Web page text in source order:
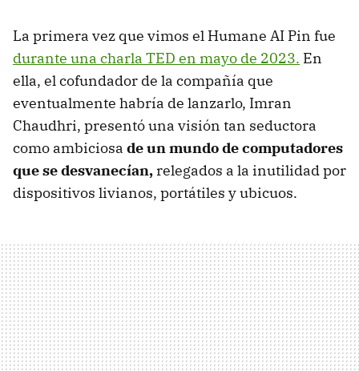
La primera vez que vimos el Humane AI Pin fue
durante una charla TED en mayo de 2023. En
ella, el cofundador de la compañía que
eventualmente habría de lanzarlo, Imran
Chaudhri, presentó una visión tan seductora
como ambiciosa de un mundo de computadores
que se desvanecían, relegados a la inutilidad por
dispositivos livianos, portátiles y ubicuos.